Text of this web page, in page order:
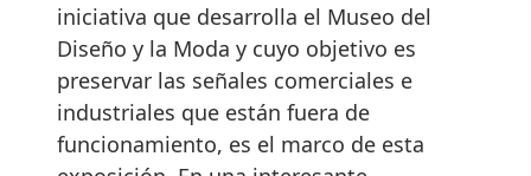
iniciativa que desarrolla el Museo del
Diseño y la Moda y cuyo objetivo es
preservar las señales comerciales e
industriales que están fuera de
funcionamiento, es el marco de esta